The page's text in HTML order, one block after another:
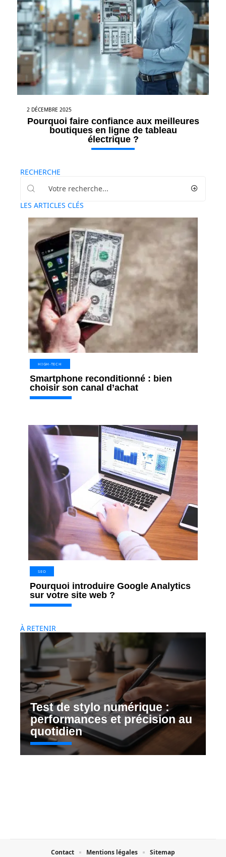
2 DÉCEMBRE 2025
Pourquoi faire confiance aux meilleures
boutiques en ligne de tableau
électrique ?
RECHERCHE
LES ARTICLES CLÉS
HIGH-TECH
Smartphone reconditionné : bien
choisir son canal d’achat
SEO
Pourquoi introduire Google Analytics
sur votre site web ?
À RETENIR
Test de stylo numérique :
performances et précision au
quotidien
Contact Mentions légales Sitemap